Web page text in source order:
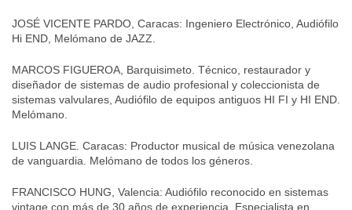
JOSÉ VICENTE PARDO, Caracas: Ingeniero Electrónico, Audiófilo
Hi END, Melómano de JAZZ.
MARCOS FIGUEROA, Barquisimeto. Técnico, restaurador y
diseñador de sistemas de audio profesional y coleccionista de
sistemas valvulares, Audiófilo de equipos antiguos HI FI y HI END.
Melómano.
LUIS LANGE. Caracas: Productor musical de música venezolana
de vanguardia. Melómano de todos los géneros.
FRANCISCO HUNG, Valencia: Audiófilo reconocido en sistemas
vintage con más de 30 años de experiencia. Especialista en